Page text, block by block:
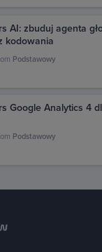
AI: zbuduj agenta
kodowania
Podstawowy
Google Analytics 4
Podstawowy